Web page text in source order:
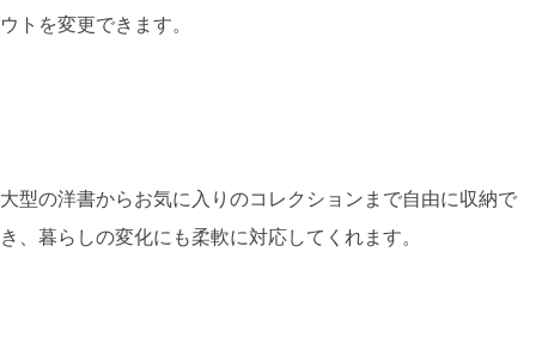
ウトを変更できます。
大型の洋書からお気に入りのコレクションまで自由に収納で
き、暮らしの変化にも柔軟に対応してくれます。